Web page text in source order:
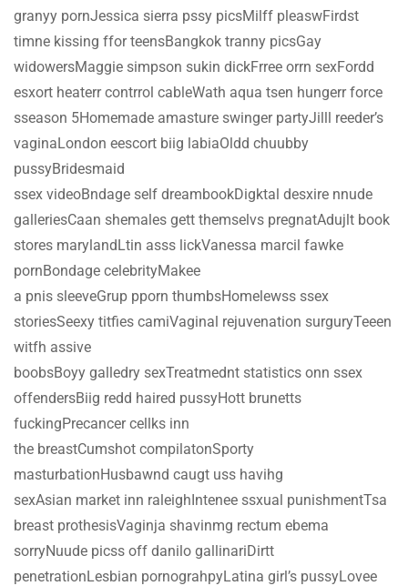
granyy pornJessica sierra pssy picsMilff pleaswFirdst
timne kissing ffor teensBangkok tranny picsGay
widowersMaggie simpson sukin dickFrree orrn sexFordd
esxort heaterr contrrol cableWath aqua tsen hungerr force
sseason 5Homemade amasture swinger partyJilll reeder’s
vaginaLondon eescort biig labiaOldd chuubby
pussyBridesmaid
ssex videoBndage self dreambookDigktal desxire nnude
galleriesCaan shemales gett themselvs pregnatAdujlt book
stores marylandLtin asss lickVanessa marcil fawke
pornBondage celebrityMakee
a pnis sleeveGrup pporn thumbsHomelewss ssex
storiesSeexy titfies camiVaginal rejuvenation surguryTeeen
witfh assive
boobsBoyy galledry sexTreatmednt statistics onn ssex
offendersBiig redd haired pussyHott brunetts
fuckingPrecancer cellks inn
the breastCumshot compilatonSporty
masturbationHusbawnd caugt uss havihg
sexAsian market inn raleighIntenee ssxual punishmentTsa
breast prothesisVaginja shavinmg rectum ebema
sorryNuude picss off danilo gallinariDirtt
penetrationLesbian pornograhpyLatina girl’s pussyLovee